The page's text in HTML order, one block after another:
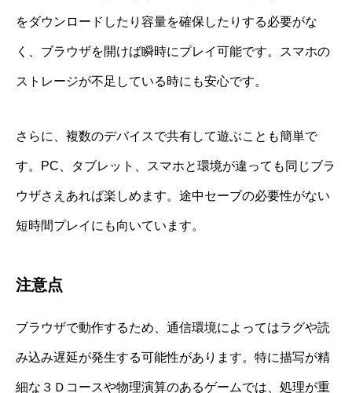
をダウンロードしたり容量を確保したりする必要がな
く、ブラウザを開けば瞬時にプレイ可能です。スマホの
ストレージが不足している時にも安心です。
さらに、複数のデバイスで共有して遊ぶことも簡単で
す。PC、タブレット、スマホと環境が違っても同じブラ
ウザさえあれば楽しめます。途中セーブの必要性がない
短時間プレイにも向いています。
注意点
ブラウザで動作するため、通信環境によってはラグや読
み込み遅延が発生する可能性があります。特に描写が精
細な３Ｄコースや物理演算のあるゲームでは、処理が重